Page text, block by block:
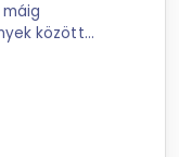
között